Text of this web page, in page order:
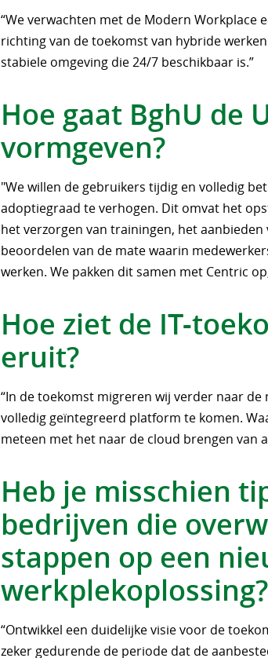
“We verwachten met de Modern Workplace
richting van de toekomst van hybride
stabiele omgeving die 24/7 beschikbaar is.”
Hoe gaat BghU de
vormgeven?
"We willen de gebruikers tijdig en volledig
adoptiegraad te verhogen. Dit omvat het
het verzorgen van trainingen, het
beoordelen van de mate waarin
werken. We pakken dit samen met Centric
Hoe ziet de IT-
eruit?
“In de toekomst migreren wij verder naar
volledig geïntegreerd platform te komen.
meteen met het naar de cloud brengen van
Heb je misschien
bedrijven die
stappen op een
werkplekoplossing?
“Ontwikkel een duidelijke visie voor de
zeker gedurende de periode dat de